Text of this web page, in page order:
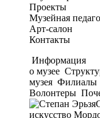
Проекты
Музейная
Арт-салон
Контакты
Информация
о музее
музея Филиалы
Волонтеры
искусство